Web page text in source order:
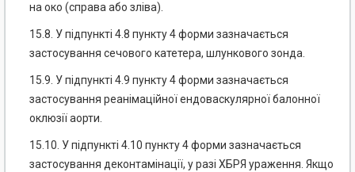
на око (справа або зліва).
15.8. У підпункті 4.8 пункту 4 форми зазначається
застосування сечового катетера, шлункового зонда.
15.9. У підпункті 4.9 пункту 4 форми зазначається
застосування реанімаційної ендоваскулярної балонної
оклюзії аорти.
15.10. У підпункті 4.10 пункту 4 форми зазначається
застосування деконтамінації, у разі ХБРЯ ураження. Якщо